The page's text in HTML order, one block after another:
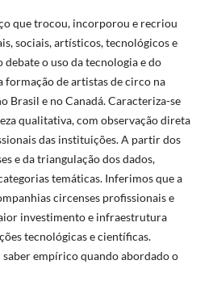
que trocou, incorporou e recriou
sociais, artísticos, tecnológicos e
o uso da tecnologia e do
de artistas de circo na
Brasil e no Canadá. Caracteriza-se
qualitativa, com observação direta
das instituições. A partir dos
e da triangulação dos dados,
temáticas. Inferimos que a
circenses profissionais e
investimento e infraestrutura
tecnológicas e científicas.
empírico quando abordado o